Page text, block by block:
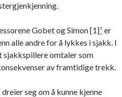
Gobet og Simon [1]¹ er
alle andre for å lykkes i sjakk. I
sjakkspillere omtaler som
av framtidige trekk.
seg om å kunne kjenne